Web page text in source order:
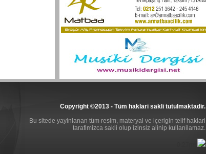
Copyright ©2013 - Tüm haklari sakli tutulmaktadir.
Bu sitede yayinlanan tüm resim, materyal ve içerigin telif haklari
tarafimizca sakli olup izinsiz alinip kullanilamaz.